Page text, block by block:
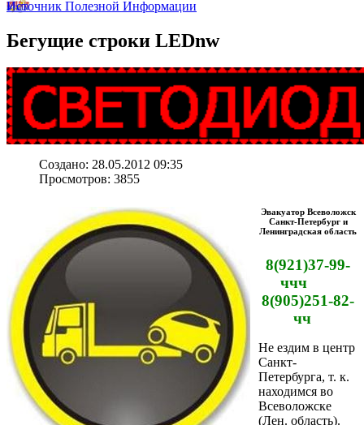
Источник Полезной Информации
Бегущие строки LEDnw
Создано: 28.05.2012 09:35
Просмотров: 3855
Эвакуатор Всеволожск
Санкт-Петербург и
Ленинградская область
8(921)37-99-
ччч
8(905)251-82-
чч
Не ездим в центр
Санкт-
Петербурга, т. к.
находимся во
Всеволожске
(Лен. область).